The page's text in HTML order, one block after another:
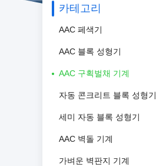
카테고리
AAC 페색기
AAC 블록 성형기
AAC 구획벌채 기계
자동 콘크리트 블록 성형기
세미 자동 블록 성형기
AAC 벽돌 기계
가벼운 벽판지 기계